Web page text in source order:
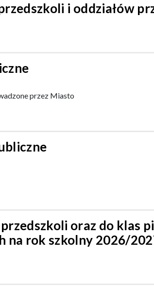
i oddziałów
przez Miasto
oraz do klas
na rok szkolny 2026/